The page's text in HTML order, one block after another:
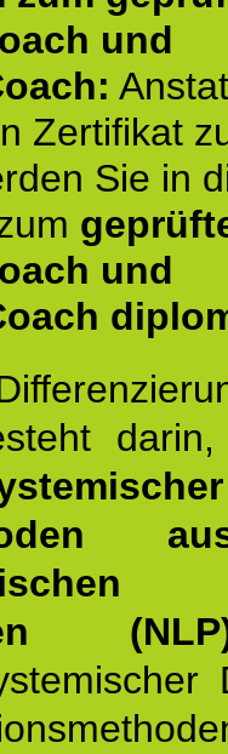
und
Zertifikat
Sie in
und